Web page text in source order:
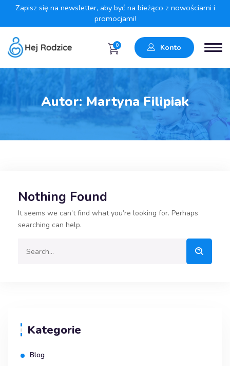
Zapisz się na newsletter, aby być na bieżąco z nowościami i
promocjami!
0 Konto
Autor:Martyna Filipiak
Nothing Found
It seems we can’t find what you’re looking for. Perhaps
searching can help.
Kategorie
Blog